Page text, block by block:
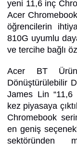
yeni 11,6 inç
Acer
öğrencilerin
810G uyumlu
ve tercihe bağlı
Acer BT
Dönüştürülebilir
James Lin “11,6
kez piyasaya
Chromebook
en geniş
sektöründen